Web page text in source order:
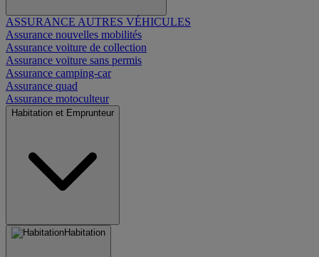
ASSURANCE AUTRES VÉHICULES
Assurance nouvelles mobilités
Assurance voiture de collection
Assurance voiture sans permis
Assurance camping-car
Assurance quad
Assurance motoculteur
Habitation et Emprunteur
Habitation